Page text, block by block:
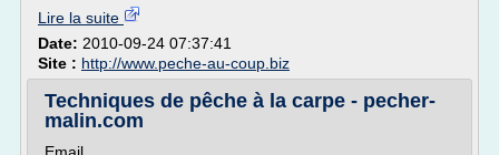
Lire la suite
Date: 2010-09-24 07:37:41
Site : http://www.peche-au-coup.biz
Techniques de pêche à la carpe - pecher-
malin.com